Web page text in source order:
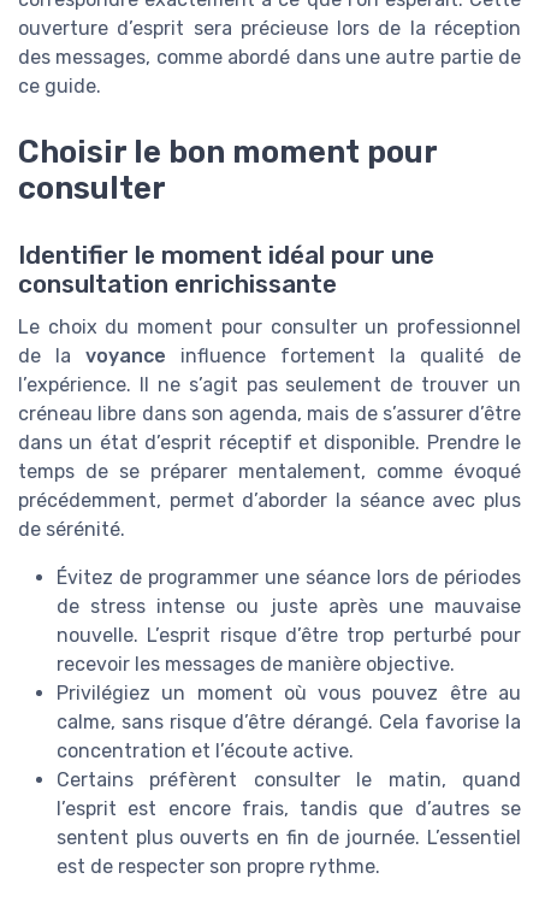
ouverture d’esprit sera précieuse lors de la réception
des messages, comme abordé dans une autre partie de
ce guide.
Choisir le bon moment pour
consulter
Identifier le moment idéal pour une
consultation enrichissante
Le choix du moment pour consulter un professionnel
de la voyance influence fortement la qualité de
l’expérience. Il ne s’agit pas seulement de trouver un
créneau libre dans son agenda, mais de s’assurer d’être
dans un état d’esprit réceptif et disponible. Prendre le
temps de se préparer mentalement, comme évoqué
précédemment, permet d’aborder la séance avec plus
de sérénité.
Évitez de programmer une séance lors de périodes
de stress intense ou juste après une mauvaise
nouvelle. L’esprit risque d’être trop perturbé pour
recevoir les messages de manière objective.
Privilégiez un moment où vous pouvez être au
calme, sans risque d’être dérangé. Cela favorise la
concentration et l’écoute active.
Certains préfèrent consulter le matin, quand
l’esprit est encore frais, tandis que d’autres se
sentent plus ouverts en fin de journée. L’essentiel
est de respecter son propre rythme.